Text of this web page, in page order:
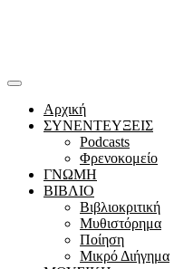
Αρχική
ΣΥΝΕΝΤΕΥΞΕΙΣ
Podcasts
Φρενοκομείο
ΓΝΩΜΗ
ΒΙΒΛΙΟ
Βιβλιοκριτική
Μυθιστόρημα
Ποίηση
Μικρό Διήγημα